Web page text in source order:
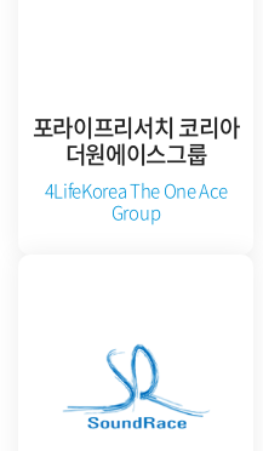
포라이프리서치 코리아
더원에이스그룹
4LifeKorea The One Ace
Group